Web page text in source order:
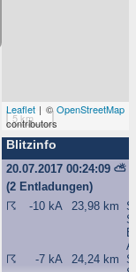
5 km
Leaflet | ©OpenStreetMap
contributors
Blitzinfo
20.07.2017 00:24:09⛅
(2 Entladungen)
☈
-10 kA 23,98 km
☈
-7 kA 24,24 km